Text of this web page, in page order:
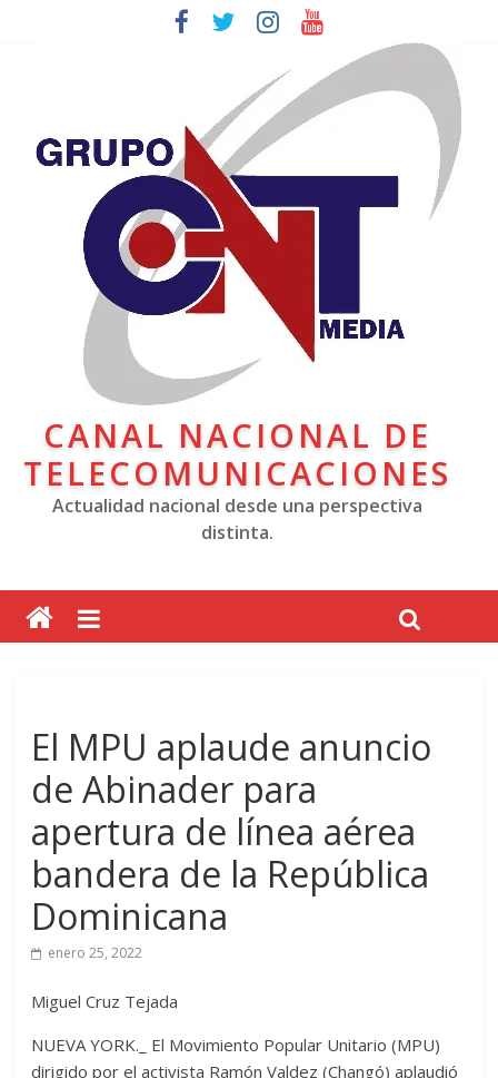
CANAL NACIONAL DE
TELECOMUNICACIONES
Actualidad nacional desde una perspectiva
distinta.
El MPU aplaude anuncio
de Abinader para
apertura de línea aérea
bandera de la República
Dominicana
enero 25, 2022
Miguel Cruz Tejada
NUEVA YORK._ El Movimiento Popular Unitario (MPU)
dirigido por el activista Ramón Valdez (Changó) aplaudió